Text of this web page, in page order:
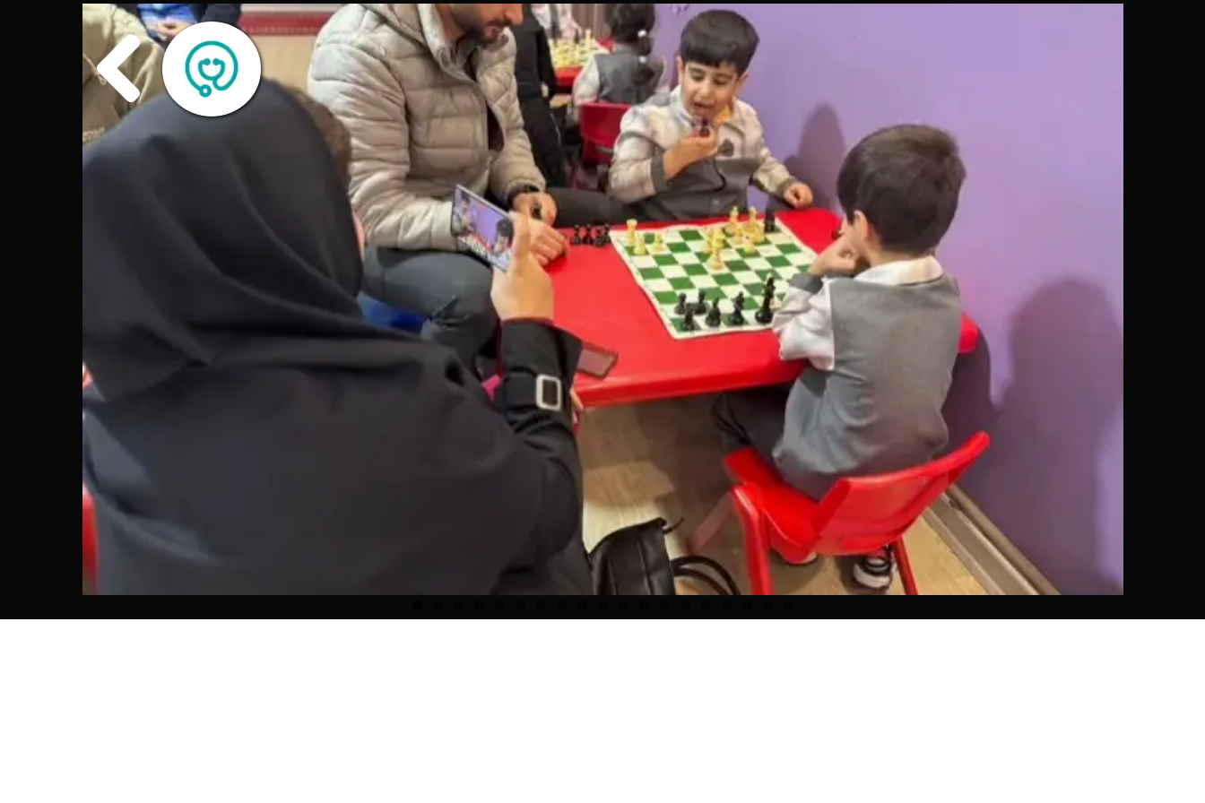
آموزش شطرنج برای کودکان پیش دبستانی | رشد ذهنی کودک
۲۹ بهمن ۰۴